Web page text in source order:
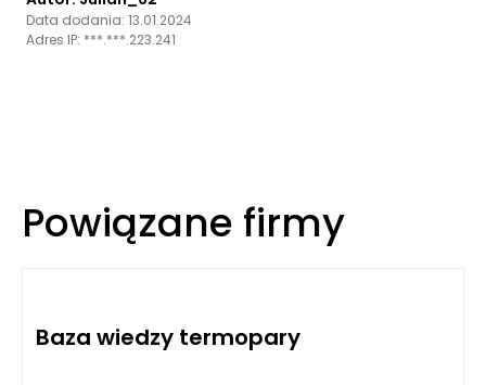
Data dodania: 13.01.2024
Adres IP: ***.***.223.241
Powiązane firmy
Baza wiedzy termopary